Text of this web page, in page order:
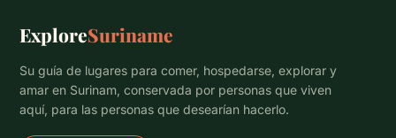
ExploreSuriname
Su guía de lugares para comer, hospedarse, explorar y
amar en Surinam, conservada por personas que viven
aquí, para las personas que desearían hacerlo.